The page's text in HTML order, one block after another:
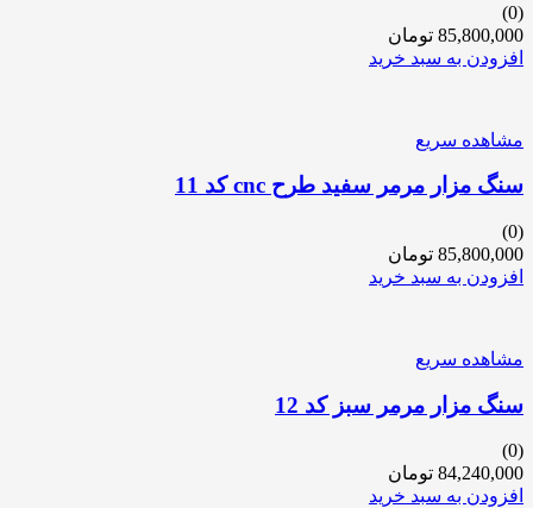
(0)
85,800,000 تومان
افزودن به سبد خرید
مشاهده سریع
سنگ مزار مرمر سفید طرح cnc کد 11
(0)
85,800,000 تومان
افزودن به سبد خرید
مشاهده سریع
سنگ مزار مرمر سبز کد 12
(0)
84,240,000 تومان
افزودن به سبد خرید